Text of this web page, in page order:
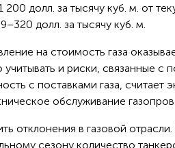
долл. за тысячу куб. м. от
долл. за тысячу куб. м.
на стоимость газа
и риски, связанные с
с поставками газа, считает
обслуживание
отклонения в газовой
сезону количество